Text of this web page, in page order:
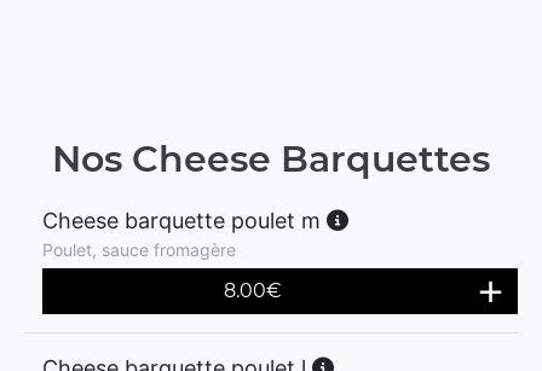
Nos Cheese Barquettes
Cheese barquette poulet m
Poulet, sauce fromagère
8.00€